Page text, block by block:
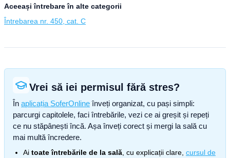
Aceeași întrebare în alte categorii
Întrebarea nr. 450, cat. C
Vrei să iei permisul fără stres?
În aplicația SoferOnline înveți organizat, cu pași simpli:
parcurgi capitolele, faci întrebările, vezi ce ai greșit și repeți
ce nu stăpânești încă. Așa înveți corect și mergi la sală cu
mai multă încredere.
Ai toate întrebările de la sală , cu explicații clare, cursul de